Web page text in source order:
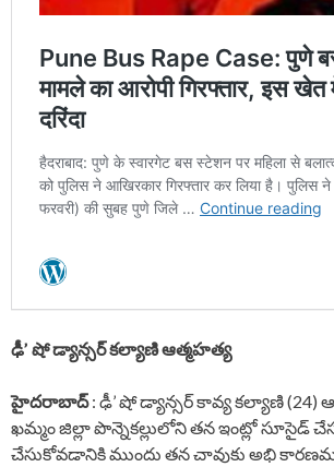
ఢీ’ షో డ్యాన్సర్ కల్యాణి ఆత్మహత్య
హైదరాబాద్: ఢీ’ షో డ్యాన్సర్ కావ్య కల్యాణి (24)
ఖమ్మం జిల్లా పొన్నెకల్లులోని తన ఇంట్లో సూసైడ్
చేసుకోవడానికి ముందు తన చావుకు అభి